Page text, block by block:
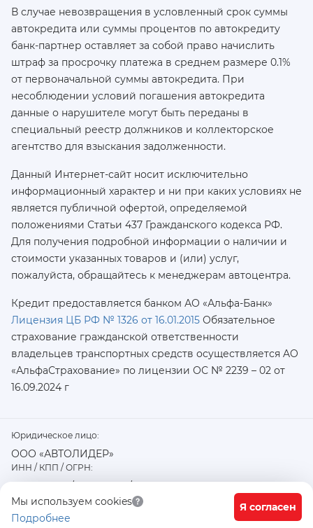
Мы используем cookies
Подробнее
Я согласен
В случае невозвращения в условленный срок суммы
автокредита или суммы процентов по автокредиту
банк-партнер оставляет за собой право начислить
штраф за просрочку платежа в среднем размере 0.1%
от первоначальной суммы автокредита. При
несоблюдении условий погашения автокредита
данные о нарушителе могут быть переданы в
специальный реестр должников и коллекторское
агентство для взыскания задолженности.
Данный Интернет-сайт носит исключительно
информационный характер и ни при каких условиях не
является публичной офертой, определяемой
положениями Статьи 437 Гражданского кодекса РФ.
Для получения подробной информации о наличии и
стоимости указанных товаров и (или) услуг,
пожалуйста, обращайтесь к менеджерам автоцентра.
Кредит предоставляется банком АО «Альфа-Банк»
Лицензия ЦБ РФ № 1326 от 16.01.2015 Обязательное
страхование гражданской ответственности
владельцев транспортных средств осуществляется AO
«АльфаСтрахование» по лицензии ОС № 2239 – 02 от
16.09.2024 г
Юридическое лицо:
ООО «АВТОЛИДЕР»
ИНН / КПП / ОГРН:
7726402915 / 772601001 / 1177746487918
Физический / юридический адрес:
117556, город Москва, Варшавское ш., д. 91 стр. 11